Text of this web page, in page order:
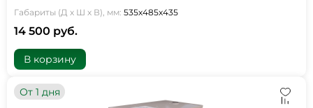
Габариты (Д х Ш х В), мм: 535х485х435
14 500 руб.
В корзину
От 1 дня